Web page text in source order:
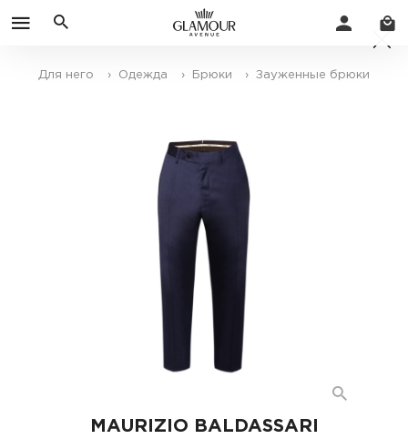
Для него › Одежда › Брюки › Зауженные брюки
MAURIZIO BALDASSARI